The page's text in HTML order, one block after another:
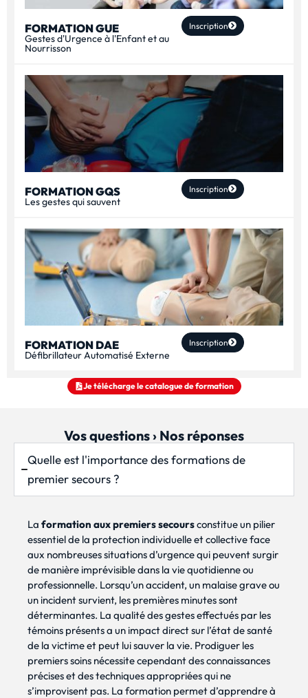
FORMATION GUE
Gestes d'Urgence à l'Enfant et au
Nourrisson
Inscription
FORMATION GQS
Les gestes qui sauvent
Inscription
FORMATION DAE
Défibrillateur Automatisé Externe
Inscription
Je télécharge le catalogue de formation
Vos questions › Nos réponses
Quelle est l'importance des formations de
premier secours ?
La formation aux premiers secoursconstitue un pilier
essentiel de la protection individuelle et collective face
aux nombreuses situations d’urgence qui peuvent surgir
de manière imprévisible dans la vie quotidienne ou
professionnelle. Lorsqu’un accident, un malaise grave ou
un incident survient, les premières minutes sont
déterminantes. La qualité des gestes effectués par les
témoins présents a un impact direct sur l’état de santé
de la victime et peut lui sauver la vie. Prodiguer les
premiers soins nécessite cependant des connaissances
précises et des techniques appropriées qui ne
s’improvisent pas. La formation permet d’apprendre à